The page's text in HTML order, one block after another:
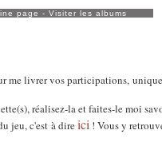
page - Visiter les albums
me livrer vos participations,
réalisez-la et faites-le moi
jeu, c'est à direici! Vous y